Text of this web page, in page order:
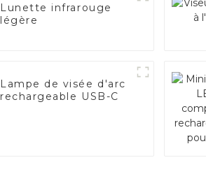
Lunette infrarouge
légère
Lampe de visée d'arc
rechargeable USB-C